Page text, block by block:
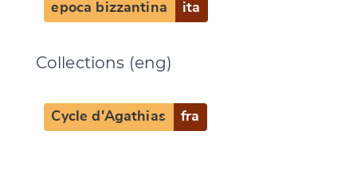
epoca bizzantina ita
Collections (eng)
Cycle d'Agathias fra